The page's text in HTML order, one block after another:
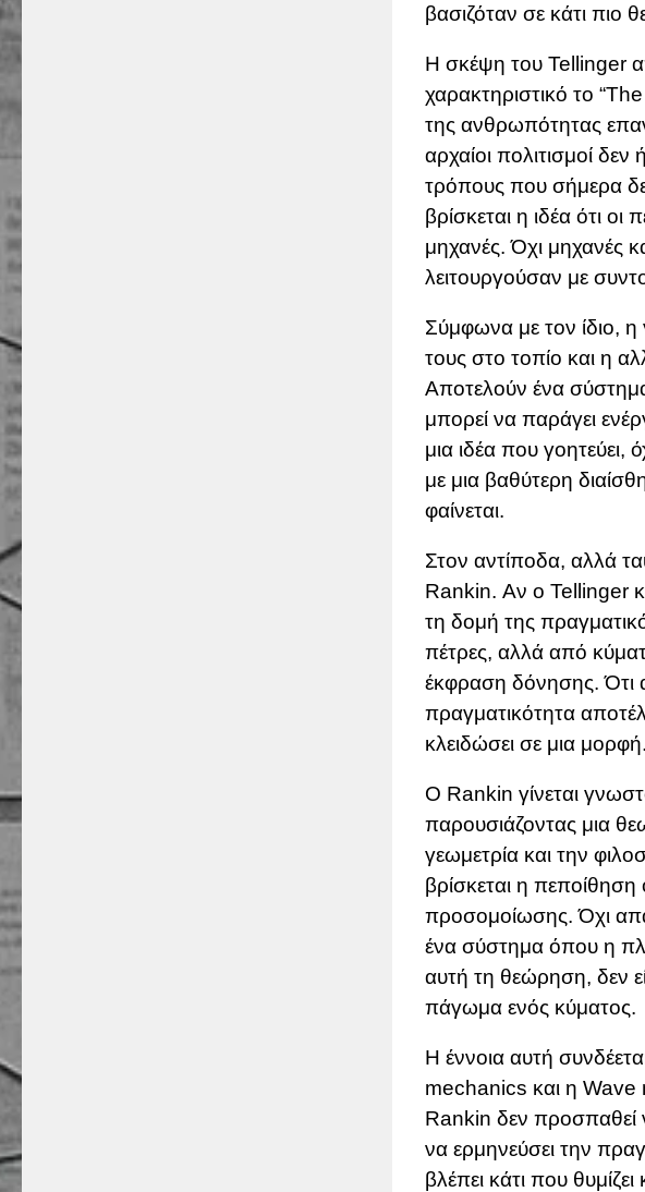
βασιζόταν σε κάτι πιο
Η σκέψη του Tellinger
χαρακτηριστικό το “
της ανθρωπότητας
αρχαίοι πολιτισμοί
τρόπους που σήμερα
βρίσκεται η ιδέα ότι
μηχανές. Όχι μηχανές
λειτουργούσαν με
Σύμφωνα με τον ίδιο,
τους στο τοπίο και η
Αποτελούν ένα
μπορεί να παράγει
μια ιδέα που γοητεύει,
με μια βαθύτερη
φαίνεται.
Στον αντίποδα, αλλά
Rankin. Αν ο Tellinger
τη δομή της
πέτρες, αλλά από
έκφραση δόνησης. Ότι
πραγματικότητα
κλειδώσει σε μια μορφή.
Ο Rankin γίνεται
παρουσιάζοντας μια
γεωμετρία και την
βρίσκεται η πεποίθηση
προσομοίωσης. Όχι
ένα σύστημα όπου η
αυτή τη θεώρηση, δεν
πάγωμα ενός κύματος.
Η έννοια αυτή
mechanics και η Wave
Rankin δεν προσπαθεί
να ερμηνεύσει την
βλέπει κάτι που